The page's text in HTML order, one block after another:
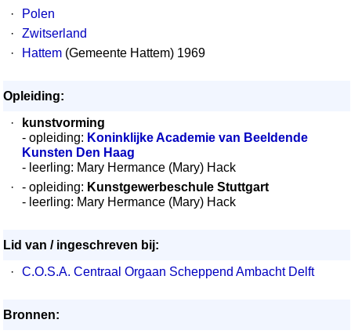
·
Polen
·
Zwitserland
·
Hattem (Gemeente Hattem) 1969
Opleiding:
·
kunstvorming
- opleiding: Koninklijke Academie van Beeldende
Kunsten Den Haag
- leerling: Mary Hermance (Mary) Hack
·
- opleiding: Kunstgewerbeschule Stuttgart
- leerling: Mary Hermance (Mary) Hack
Lid van / ingeschreven bij:
·
C.O.S.A. Centraal Orgaan Scheppend Ambacht Delft
Bronnen: